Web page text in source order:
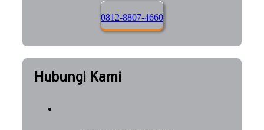
0812-8807-4660
Hubungi Kami